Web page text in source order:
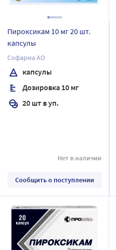
Пироксикам 10 мг 20 шт.
капсулы
Софарма АО
капсулы
Дозировка 10 мг
20 шт в уп.
Нет в наличии
Сообщить о поступлении